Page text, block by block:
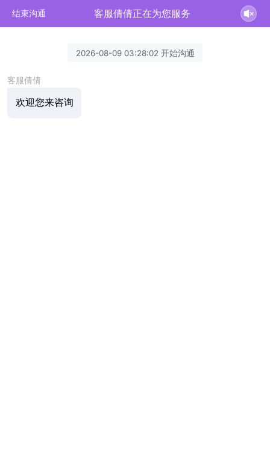
结束沟通 客服倩倩正在为您服务
2026-08-09 03:28:02 开始沟通
客服倩倩
欢迎您来咨询